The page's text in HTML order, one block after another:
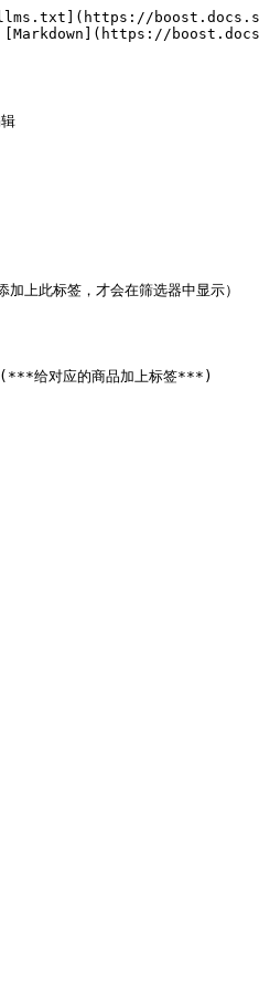
上此标签，才会在筛选器中显示）
(***给对应的商品加上标签***)